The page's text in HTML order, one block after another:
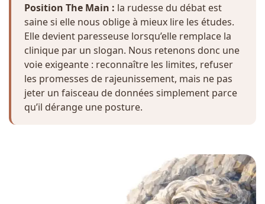
Position The Main : la rudesse du débat est
saine si elle nous oblige à mieux lire les études.
Elle devient paresseuse lorsqu’elle remplace la
clinique par un slogan. Nous retenons donc une
voie exigeante : reconnaître les limites, refuser
les promesses de rajeunissement, mais ne pas
jeter un faisceau de données simplement parce
qu’il dérange une posture.